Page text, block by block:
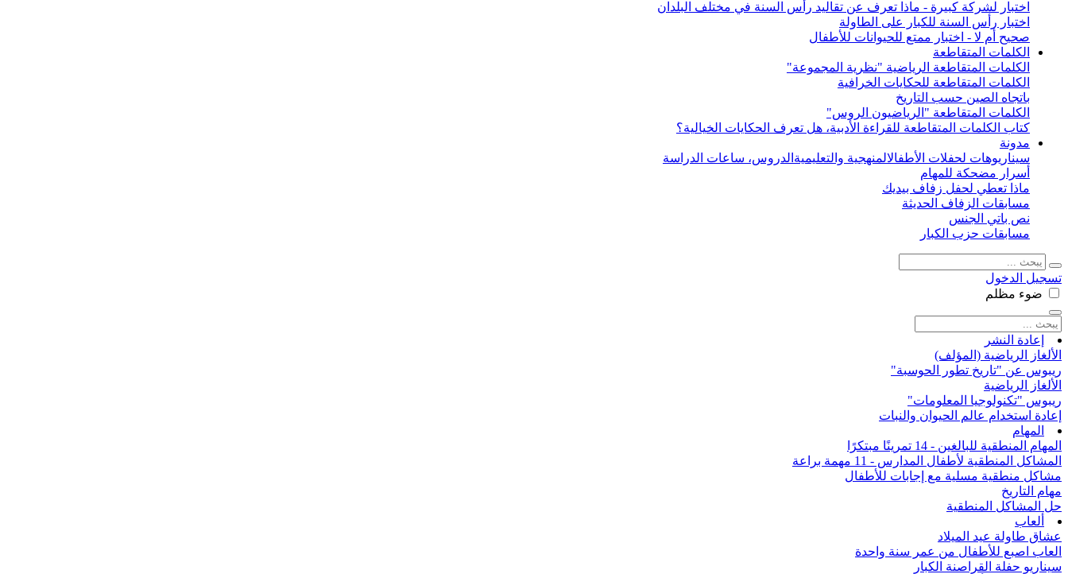
اختبار لشركة كبيرة - ماذا تعرف عن تقاليد رأس السنة في مختلف البلدان
اختبار رأس السنة للكبار على الطاولة
صحيح أم لا - اختبار ممتع للحيوانات للأطفال
الكلمات المتقاطعة
الكلمات المتقاطعة الرياضية "نظرية المجموعة"
الكلمات المتقاطعة للحكايات الخرافية
باتجاه الصين حسب التاريخ
الكلمات المتقاطعة "الرياضيون الروس"
كتاب الكلمات المتقاطعة للقراءة الأدبية، هل تعرف الحكايات الخيالية؟
مدونة
سيناريوهات لحفلات الأطفالالمنهجية والتعليمية الدروس، ساعات الدراسة
أسرار مضحكة للمهام
ماذا تعطي لحفل زفاف بيديك
مسابقات الزفاف الحديثة
نص باتي الجنس
مسابقات حزب الكبار
تسجيل الدخول
ضوء مظلم
إعادة النشر
الألغاز الرياضية (المؤلف)
ريبوس عن "تاريخ تطور الحوسبة"
الألغاز الرياضية
ريبوس "تكنولوجيا المعلومات"
إعادة استخدام عالم الحيوان والنبات
المهام
المهام المنطقية للبالغين - 14 تمرينًا مبتكرًا
المشاكل المنطقية لأطفال المدارس - 11 مهمة براعة
مشاكل منطقية مسلية مع إجابات للأطفال
مهام التاريخ
حل المشاكل المنطقية
ألعاب
عشاق طاولة عيد الميلاد
العاب اصبع للأطفال من عمر سنة واحدة
سيناريو حفلة القراصنة الكبار